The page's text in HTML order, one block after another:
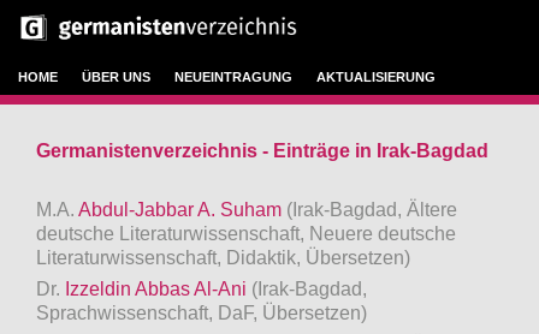
HOME ÜBER UNS NEUEINTRAGUNG AKTUALISIERUNG
Germanistenverzeichnis - Einträge in Irak-Bagdad
M.A. Abdul-Jabbar A. Suham (Irak-Bagdad, Ältere
deutsche Literaturwissenschaft, Neuere deutsche
Literaturwissenschaft, Didaktik, Übersetzen)
Dr. Izzeldin Abbas Al-Ani (Irak-Bagdad,
Sprachwissenschaft, DaF, Übersetzen)